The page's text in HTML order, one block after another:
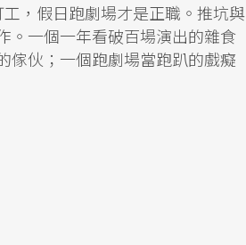
，假日跑劇場才是正職。推坑與
。一個一年看破百場演出的雜食
傢伙；一個跑劇場當跑趴的戲癡